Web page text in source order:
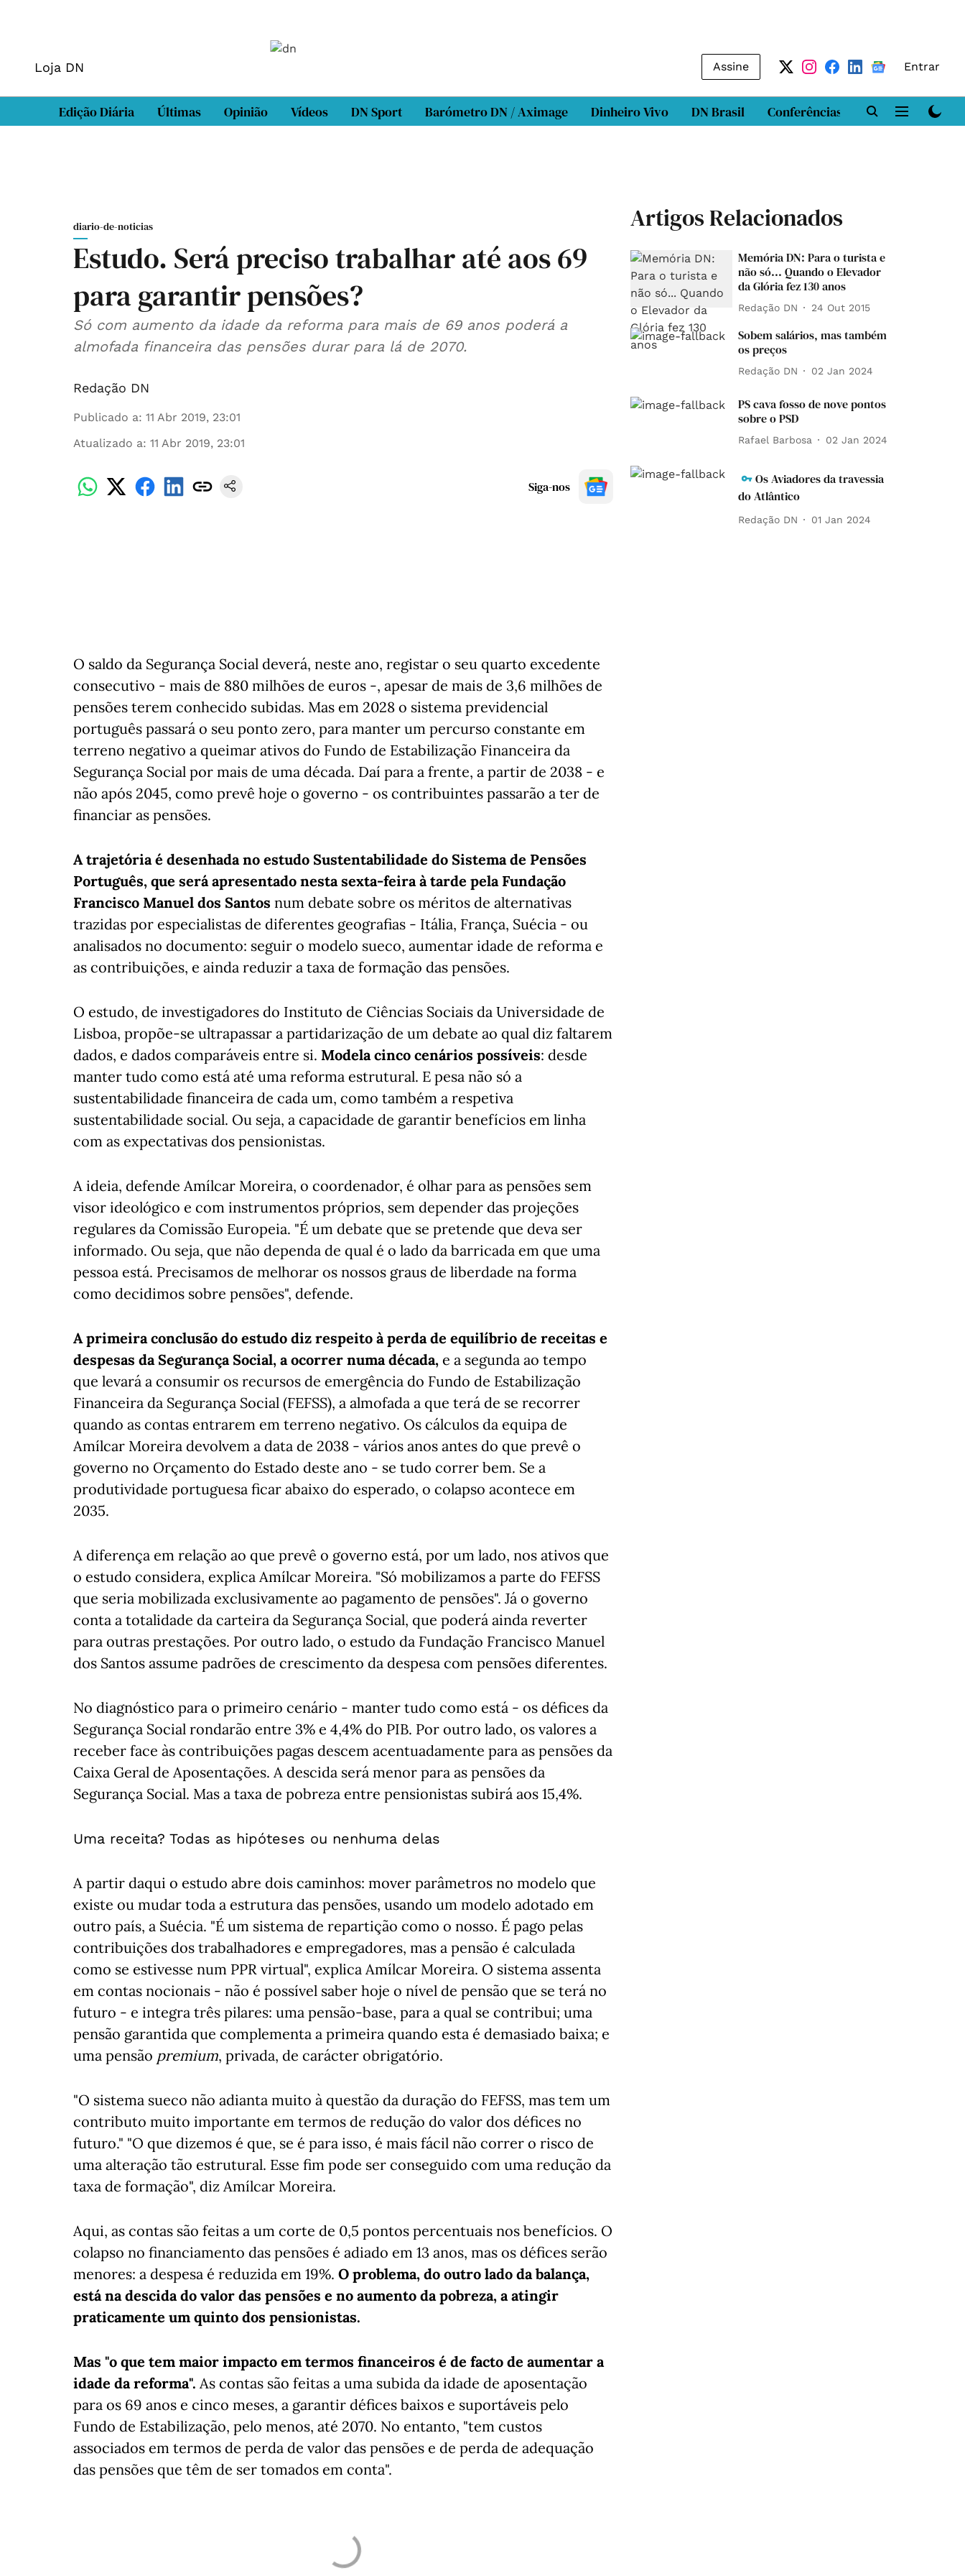
Loja DN Assine Entrar
Edição Diária Últimas Opinião Vídeos DN Sport Barómetro DN / Aximage Dinheiro Vivo DN Brasil Conferências DN LAB
diario-de-noticias
Estudo. Será preciso trabalhar até aos 69
para garantir pensões?
Só com aumento da idade da reforma para mais de 69 anos poderá a
almofada financeira das pensões durar para lá de 2070.
Redação DN
Publicado a: 11 Abr 2019, 23:01
Atualizado a: 11 Abr 2019, 23:01
Siga-nos
O saldo da Segurança Social deverá, neste ano, registar o seu quarto excedente
consecutivo - mais de 880 milhões de euros -, apesar de mais de 3,6 milhões de
pensões terem conhecido subidas. Mas em 2028 o sistema previdencial
português passará o seu ponto zero, para manter um percurso constante em
terreno negativo a queimar ativos do Fundo de Estabilização Financeira da
Segurança Social por mais de uma década. Daí para a frente, a partir de 2038 - e
não após 2045, como prevê hoje o governo - os contribuintes passarão a ter de
financiar as pensões.
A trajetória é desenhada no estudo Sustentabilidade do Sistema de Pensões
Português, que será apresentado nesta sexta-feira à tarde pela Fundação
Francisco Manuel dos Santos num debate sobre os méritos de alternativas
trazidas por especialistas de diferentes geografias - Itália, França, Suécia - ou
analisados no documento: seguir o modelo sueco, aumentar idade de reforma e
as contribuições, e ainda reduzir a taxa de formação das pensões.
O estudo, de investigadores do Instituto de Ciências Sociais da Universidade de
Lisboa, propõe-se ultrapassar a partidarização de um debate ao qual diz faltarem
dados, e dados comparáveis entre si. Modela cinco cenários possíveis: desde
manter tudo como está até uma reforma estrutural. E pesa não só a
sustentabilidade financeira de cada um, como também a respetiva
sustentabilidade social. Ou seja, a capacidade de garantir benefícios em linha
com as expectativas dos pensionistas.
A ideia, defende Amílcar Moreira, o coordenador, é olhar para as pensões sem
visor ideológico e com instrumentos próprios, sem depender das projeções
regulares da Comissão Europeia. "É um debate que se pretende que deva ser
informado. Ou seja, que não dependa de qual é o lado da barricada em que uma
pessoa está. Precisamos de melhorar os nossos graus de liberdade na forma
como decidimos sobre pensões", defende.
A primeira conclusão do estudo diz respeito à perda de equilíbrio de receitas e
despesas da Segurança Social, a ocorrer numa década, e a segunda ao tempo
que levará a consumir os recursos de emergência do Fundo de Estabilização
Financeira da Segurança Social (FEFSS), a almofada a que terá de se recorrer
quando as contas entrarem em terreno negativo. Os cálculos da equipa de
Amílcar Moreira devolvem a data de 2038 - vários anos antes do que prevê o
governo no Orçamento do Estado deste ano - se tudo correr bem. Se a
produtividade portuguesa ficar abaixo do esperado, o colapso acontece em
2035.
A diferença em relação ao que prevê o governo está, por um lado, nos ativos que
o estudo considera, explica Amílcar Moreira. "Só mobilizamos a parte do FEFSS
que seria mobilizada exclusivamente ao pagamento de pensões". Já o governo
conta a totalidade da carteira da Segurança Social, que poderá ainda reverter
para outras prestações. Por outro lado, o estudo da Fundação Francisco Manuel
dos Santos assume padrões de crescimento da despesa com pensões diferentes.
No diagnóstico para o primeiro cenário - manter tudo como está - os défices da
Segurança Social rondarão entre 3% e 4,4% do PIB. Por outro lado, os valores a
receber face às contribuições pagas descem acentuadamente para as pensões da
Caixa Geral de Aposentações. A descida será menor para as pensões da
Segurança Social. Mas a taxa de pobreza entre pensionistas subirá aos 15,4%.
Uma receita? Todas as hipóteses ou nenhuma delas
A partir daqui o estudo abre dois caminhos: mover parâmetros no modelo que
existe ou mudar toda a estrutura das pensões, usando um modelo adotado em
outro país, a Suécia. "É um sistema de repartição como o nosso. É pago pelas
contribuições dos trabalhadores e empregadores, mas a pensão é calculada
como se estivesse num PPR virtual", explica Amílcar Moreira. O sistema assenta
em contas nocionais - não é possível saber hoje o nível de pensão que se terá no
futuro - e integra três pilares: uma pensão-base, para a qual se contribui; uma
pensão garantida que complementa a primeira quando esta é demasiado baixa; e
uma pensão premium, privada, de carácter obrigatório.
"O sistema sueco não adianta muito à questão da duração do FEFSS, mas tem um
contributo muito importante em termos de redução do valor dos défices no
futuro." "O que dizemos é que, se é para isso, é mais fácil não correr o risco de
uma alteração tão estrutural. Esse fim pode ser conseguido com uma redução da
taxa de formação", diz Amílcar Moreira.
Aqui, as contas são feitas a um corte de 0,5 pontos percentuais nos benefícios. O
colapso no financiamento das pensões é adiado em 13 anos, mas os défices serão
menores: a despesa é reduzida em 19%. O problema, do outro lado da balança,
está na descida do valor das pensões e no aumento da pobreza, a atingir
praticamente um quinto dos pensionistas.
Mas "o que tem maior impacto em termos financeiros é de facto de aumentar a
idade da reforma". As contas são feitas a uma subida da idade de aposentação
para os 69 anos e cinco meses, a garantir défices baixos e suportáveis pelo
Fundo de Estabilização, pelo menos, até 2070. No entanto, "tem custos
associados em termos de perda de valor das pensões e de perda de adequação
das pensões que têm de ser tomados em conta".
Artigos Relacionados
Memória DN: Para o turista e
não só... Quando o Elevador
da Glória fez 130 anos
Redação DN 24 Out 2015
Sobem salários, mas também
os preços
Redação DN 02 Jan 2024
PS cava fosso de nove pontos
sobre o PSD
Rafael Barbosa 02 Jan 2024
Os Aviadores da travessia
do Atlântico
Redação DN 01 Jan 2024